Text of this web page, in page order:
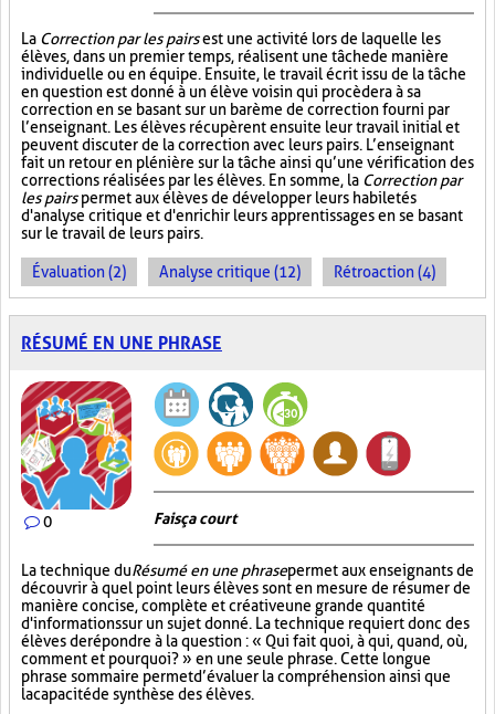
La Correction par les pairsest une activité lors de laquelle les
élèves, dans un premier temps, réalisent une tâche de manière
individuelle ou en équipe. Ensuite, le travail écrit issu de la tâche
en question est donné à un élève voisin qui procèdera à sa
correction en se basant sur un barème de correction fourni par
l’enseignant. Les élèves récupèrent ensuite leur travail initial et
peuvent discuter de la correction avec leurs pairs. L’enseignant
fait un retour en plénière sur la tâche ainsi qu’une vérification des
corrections réalisées par les élèves. En somme, la Correction par
les pairspermet aux élèves de développer leurs habiletés
d'analyse critique et d'enrichir leurs apprentissages en se basant
sur le travail de leurs pairs.
Évaluation (2) Analyse critique (12) Rétroaction (4)
RÉSUMÉ EN UNE PHRASE
0 Fais ça court
La technique duRésumé en une phrasepermet aux enseignants de
découvrir à quel point leurs élèves sont en mesure de résumer de
manière concise, complète et créative une grande quantité
d'informations sur un sujet donné. La technique requiert donc des
élèves de répondre à la question : « Qui fait quoi, à qui, quand, où,
comment et pourquoi? » en une seule phrase. Cette longue
phrase sommaire permet d’évaluer la compréhension ainsi que
la capacité de synthèse des élèves.